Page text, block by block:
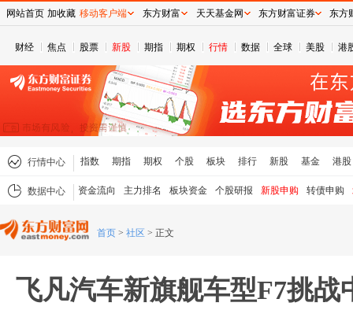
财经 焦点 股票 新股 期指 期权 行情 数据 全球 美股 港
行情中心 指数 期指 期权 个股 板块 排行 新股 基金 港股
数据中心 资金流向 主力排名 板块资金 个股研报 新股申购 转债申购
首页 > 社区 > 正文
飞凡汽车新旗舰车型F7挑战
网站首页 加收藏 移动客户端 东方财富 天天基金网 东方财富证券 东方